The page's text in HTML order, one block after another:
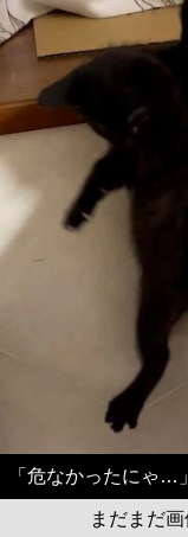
「危なかったにゃ…
まだまだ